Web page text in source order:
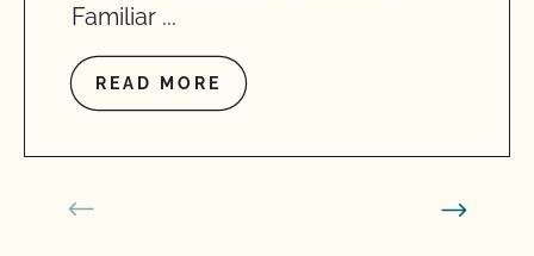
Familiar ...
READ MORE